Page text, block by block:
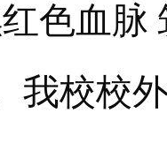
色血脉
我校校